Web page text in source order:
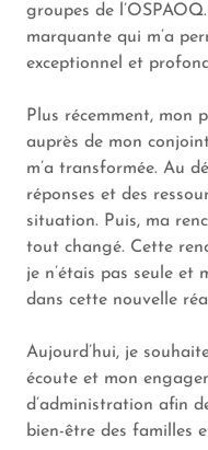
groupes de
marquante qui m’a
exceptionnel et
Plus récemment, mon
auprès de mon
m’a transformée. Au
réponses et des
situation. Puis, ma
tout changé. Cette
je n’étais pas seule et
dans cette nouvelle
Aujourd’hui, je
écoute et mon
d’administration afin
bien-être des familles